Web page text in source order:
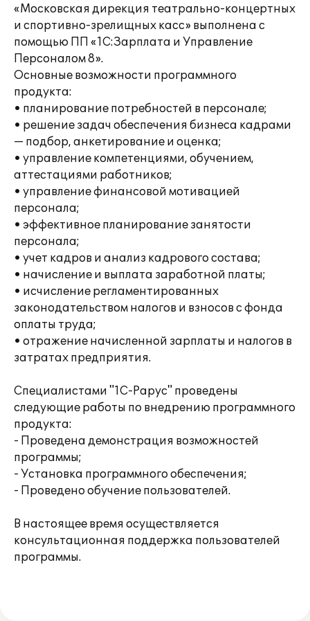
«Московская дирекция театрально-концертных
и спортивно-зрелищных касс» выполнена с
помощью ПП «1С:Зарплата и Управление
Персоналом 8».
Основные возможности программного
продукта:
• планирование потребностей в персонале;
• решение задач обеспечения бизнеса кадрами
— подбор, анкетирование и оценка;
• управление компетенциями, обучением,
аттестациями работников;
• управление финансовой мотивацией
персонала;
• эффективное планирование занятости
персонала;
• учет кадров и анализ кадрового состава;
• начисление и выплата заработной платы;
• исчисление регламентированных
законодательством налогов и взносов с фонда
оплаты труда;
• отражение начисленной зарплаты и налогов в
затратах предприятия.
Специалистами "1С-Рарус" проведены
следующие работы по внедрению программного
продукта:
- Проведена демонстрация возможностей
программы;
- Установка программного обеспечения;
- Проведено обучение пользователей.
В настоящее время осуществляется
консультационная поддержка пользователей
программы.